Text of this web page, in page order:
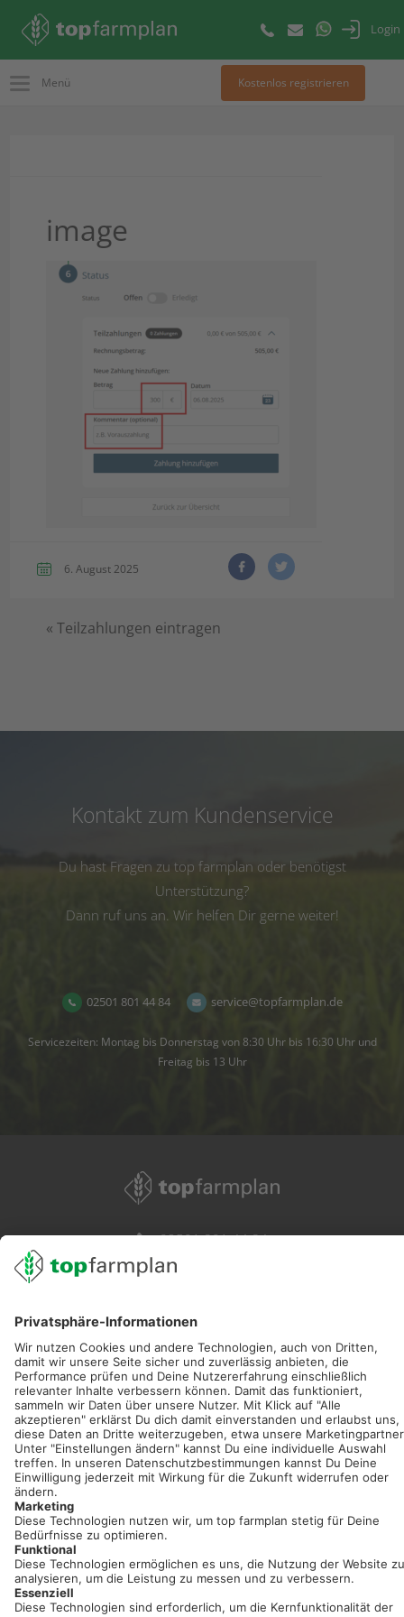
Login
Menü Kostenlos registrieren
image
6. August 2025
«Teilzahlungen eintragen
Kontakt zum Kundenservice
Du hast Fragen zu top farmplan oder benötigst
Unterstützung?
Dann ruf uns an. Wir helfen Dir gerne weiter!
02501 801 44 84 service@topfarmplan.de
Servicezeiten: Montag bis Donnerstag von 8:30 Uhr bis 16:30 Uhr und
Freitag bis 13 Uhr
02501 801 44 84
service@topfarmplan.de
Sei immer auf dem Laufenden!
Neue Features, spannende Tipps und hilfreiche Anleitungen!
Optimiere Dein Agrarbüro -
einfach und bequem!